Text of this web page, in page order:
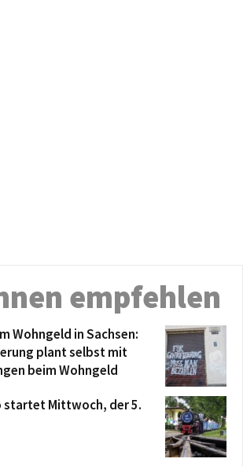
empfehlen
Wohngeld in Sachsen:
plant selbst mit
beim Wohngeld
startet Mittwoch, der 5.